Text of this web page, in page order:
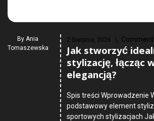
By Ania
Tomaszewska
2 Sierpnia, 2026
Jak stworzyć
stylizację, łącząc
elegancją?
Spis treści Wprowadzenie
podstawowy element
sportowych stylizacjach